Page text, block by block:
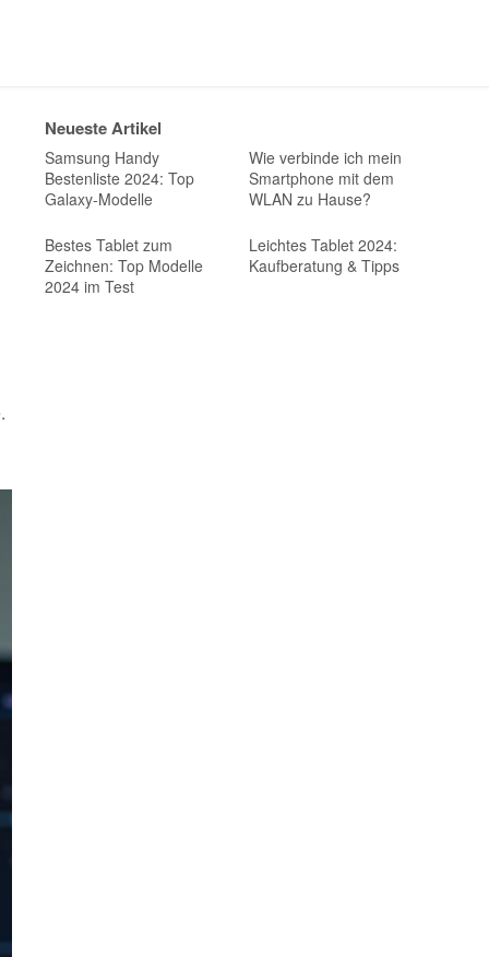
Neueste Artikel
Samsung Handy
Bestenliste 2024: Top
Galaxy-Modelle
Wie verbinde ich mein
Smartphone mit dem
WLAN zu Hause?
Bestes Tablet zum
Zeichnen: Top Modelle
2024 im Test
Leichtes Tablet 2024:
Kaufberatung & Tipps